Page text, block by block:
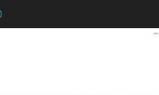
Gestione degli asset